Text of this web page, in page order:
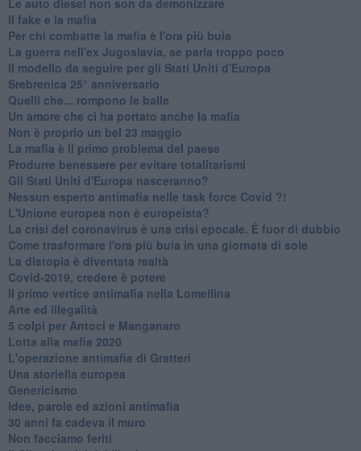
​Il fake e la mafia
Per chi combatte la mafia è l'ora più buia
La guerra nell'ex Jugoslavia, se parla troppo poco
Il modello da seguire per gli Stati Uniti d'Europa
Srebrenica 25° anniversario
Quelli che... rompono le balle
Un amore che ci ha portato anche la mafia
Non è proprio un bel 23 maggio
La mafia è il primo problema del paese
Produrre benessere per evitare totalitarismi
Gli Stati Uniti d'Europa nasceranno?
Nessun esperto antimafia nelle task force Covid ?!
L'Unione europea non è europeista?
La crisi del coronavirus è una crisi epocale. È fuor di dubbio
Come trasformare l'ora più buia in una giornata di sole
​La distopia è diventata realtà
Covid-2019, credere è potere
Il primo vertice antimafia nella Lomellina
Arte ed illegalità
​5 colpi per Antoci e Manganaro
Lotta alla mafia 2020
L'operazione antimafia di Gratteri
Una storiella europea
Genericismo
Idee, parole ed azioni antimafia
30 anni fa cadeva il muro
Non facciamo feriti